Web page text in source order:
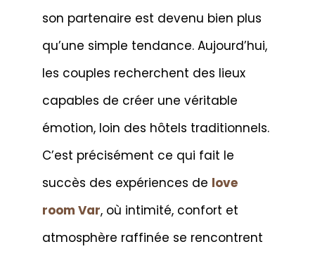
son partenaire est devenu bien plus
qu’une simple tendance. Aujourd’hui,
les couples recherchent des lieux
capables de créer une véritable
émotion, loin des hôtels traditionnels.
C’est précisément ce qui fait le
succès des expériences de love
room Var, où intimité, confort et
atmosphère raffinée se rencontrent